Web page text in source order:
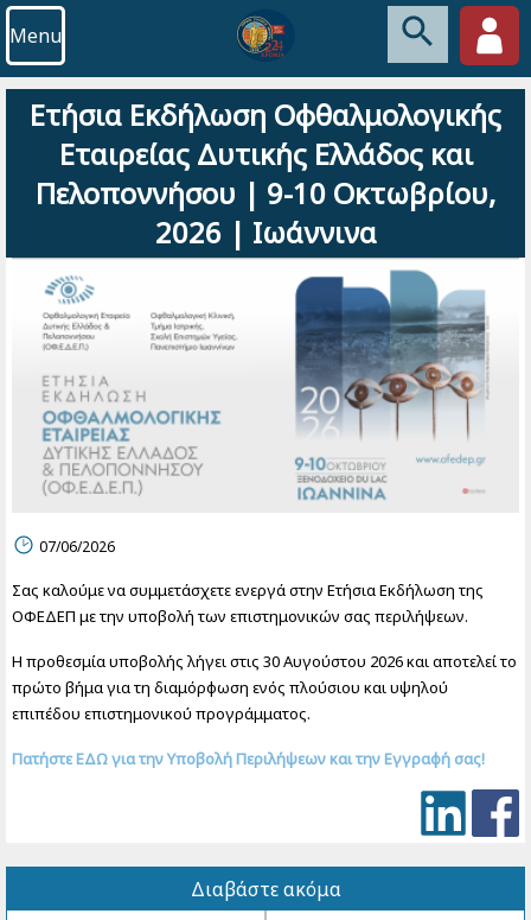
Menu
Ετήσια Εκδήλωση Οφθαλμολογικής
Εταιρείας Δυτικής Ελλάδoς και
Πελοποννήσου | 9-10 Οκτωβρίου,
2026 | Ιωάννινα
07/06/2026
Σας καλούμε να συμμετάσχετε ενεργά στην Ετήσια Εκδήλωση της
ΟΦΕΔΕΠ με την υποβολή των επιστημονικών σας περιλήψεων.
Η προθεσμία υποβολής λήγει στις 30 Αυγούστου 2026 και αποτελεί το
πρώτο βήμα για τη διαμόρφωση ενός πλούσιου και υψηλού
επιπέδου επιστημονικού προγράμματος.
Πατήστε ΕΔΩ για την Υποβολή Περιλήψεων και την Εγγραφή σας!
Διαβάστε ακόμα